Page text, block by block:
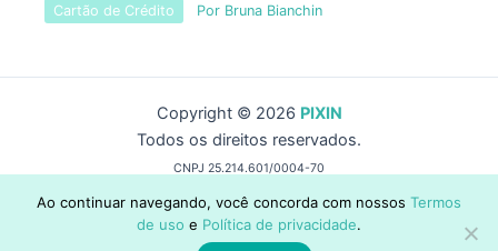
Cartão de Crédito Por Bruna Bianchin
Copyright © 2026 PIXIN
Todos os direitos reservados.
CNPJ 25.214.601/0004-70
by Wise Capital Group
contato@pixin.com.br
Ao continuar navegando, você concorda com nossos Termos
de uso e Política de privacidade.